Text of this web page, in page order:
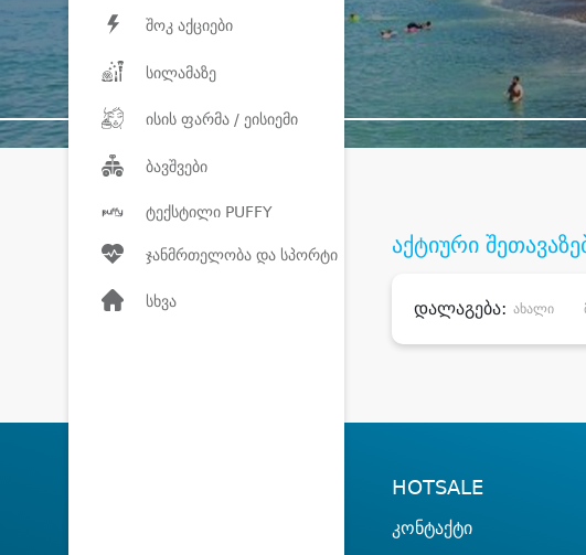
შოკ აქციები
სილამაზე
ისის ფარმა / ეისიემი
ბავშვები
ტექსტილი PUFFY
ჯანმრთელობა და სპორტი
სხვა
აქტიური
დალაგება: ახალი
HOTSALE
კონტაქტი